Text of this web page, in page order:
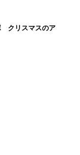
クリスマスのア